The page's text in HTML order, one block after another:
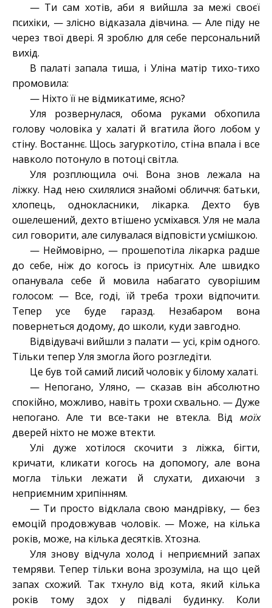
— Ти сам хотів, аби я вийшла за межі своєї
психіки, — злісно відказала дівчина. — Але піду не
через твої двері. Я зроблю для себе персональний
вихід.
В палаті запала тиша, і Уліна матір тихо-тихо
промовила:
— Ніхто її не відмикатиме, ясно?
Уля розвернулася, обома руками обхопила
голову чоловіка у халаті й вгатила його лобом у
стіну. Востаннє. Щось загуркотіло, стіна впала і все
навколо потонуло в потоці світла.
Уля розплющила очі. Вона знов лежала на
ліжку. Над нею схилялися знайомі обличчя: батьки,
хлопець, однокласники, лікарка. Дехто був
ошелешений, дехто втішено усміхався. Уля не мала
сил говорити, але силувалася відповісти усмішкою.
— Неймовірно, — прошепотіла лікарка радше
до себе, ніж до когось із присутніх. Але швидко
опанувала себе й мовила набагато суворішим
голосом: — Все, годі, їй треба трохи відпочити.
Тепер усе буде гаразд. Незабаром вона
повернеться додому, до школи, куди завгодно.
Відвідувачі вийшли з палати — усі, крім одного.
Тільки тепер Уля змогла його розгледіти.
Це був той самий лисий чоловік у білому халаті.
— Непогано, Уляно, — сказав він абсолютно
спокійно, можливо, навіть трохи схвально. — Дуже
непогано. Але ти все-таки не втекла. Від моїх
дверей ніхто не може втекти.
Улі дуже хотілося скочити з ліжка, бігти,
кричати, кликати когось на допомогу, але вона
могла тільки лежати й слухати, дихаючи з
неприємним хрипінням.
— Ти просто відклала свою мандрівку, — без
емоцій продовжував чоловік. — Може, на кілька
років, може, на кілька десятків. Хтозна.
Уля знову відчула холод і неприємний запах
темряви. Тепер тільки вона зрозуміла, на що цей
запах схожий. Так тхнуло від кота, який кілька
років тому здох у підвалі будинку. Коли